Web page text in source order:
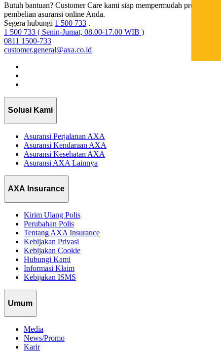
Butuh bantuan? Customer Care kami siap mempermudah proses
pembelian asuransi online Anda.
Segera hubungi 1 500 733 .
1 500 733 ( Senin-Jumat, 08.00-17.00 WIB )
0811 1500-733
customer.general@axa.co.id
Solusi Kami
Asuransi Perjalanan AXA
Asuransi Kendaraan AXA
Asuransi Kesehatan AXA
Asuransi AXA Lainnya
AXA Insurance
Kirim Ulang Polis
Perubahan Polis
Tentang AXA Insurance
Kebijakan Privasi
Kebijakan Cookie
Hubungi Kami
Informasi Klaim
Kebijakan ISMS
Umum
Media
News/Promo
Karir